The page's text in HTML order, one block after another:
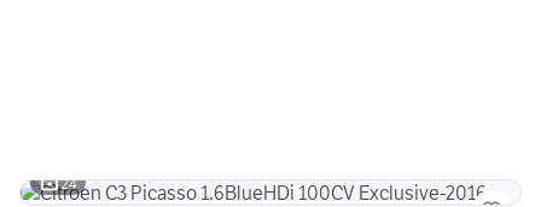
24